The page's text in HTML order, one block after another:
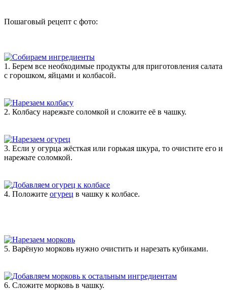
Пошаговый рецепт с фото:
1. Берем все необходимые продукты для приготовления салата
с горошком, яйцами и колбасой.
2. Колбасу нарежьте соломкой и сложите её в чашку.
3. Если у огурца жёсткая или горькая шкура, то очистите его и
нарежьте соломкой.
4. Положите огурец в чашку к колбасе.
5. Варёную морковь нужно очистить и нарезать кубиками.
6. Сложите морковь в чашку.